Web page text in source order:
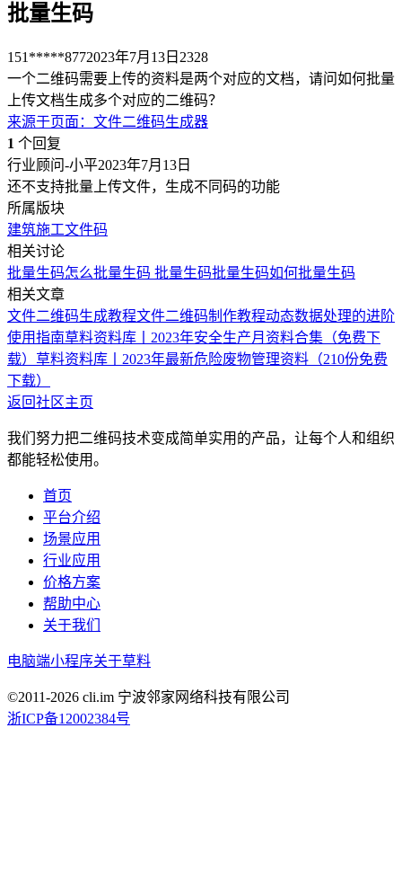
批量生码
151*****8772023年7月13日 2328
一个二维码需要上传的资料是两个对应的文档，请问如何批量
上传文档生成多个对应的二维码？
来源于页面 ： 文件二维码生成器
1 个回复
行业顾问-小平2023年7月13日
还不支持批量上传文件，生成不同码的功能
所属版块
建筑施工文件码
相关讨论
批量生码怎么批量生码 批量生码批量生码如何批量生码
相关文章
文件二维码生成教程文件二维码制作教程动态数据处理的进阶
使用指南草料资料库丨2023年安全生产月资料合集（免费下
载） 草料资料库丨2023年最新危险废物管理资料（210份免费
下载）
返回社区主页
我们努力把二维码技术变成简单实用的产品，让每个人和组织
都能轻松使用。
首页
平台介绍
场景应用
行业应用
价格方案
帮助中心
关于我们
电脑端小程序关于草料
©2011-2026 cli.im 宁波邻家网络科技有限公司
浙ICP备12002384号